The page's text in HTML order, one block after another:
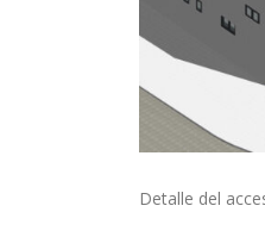
Detalle del